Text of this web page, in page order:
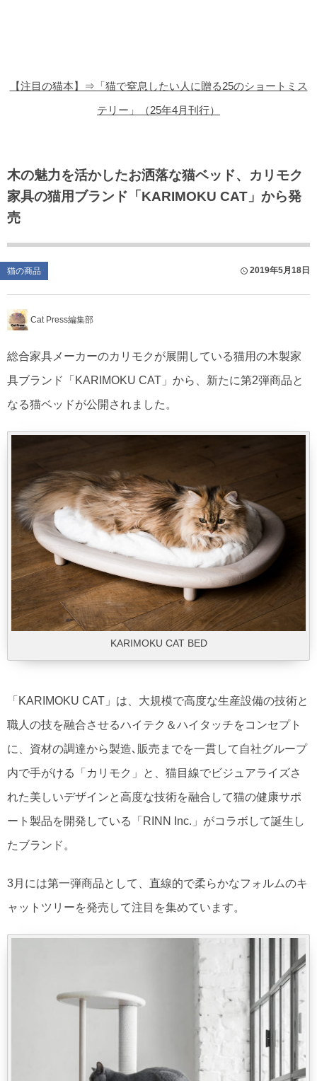
【注目の猫本】⇒「猫で窒息したい人に贈る25のショートミス
テリー」（25年4月刊行）
木の魅力を活かしたお洒落な猫ベッド、カリモク
家具の猫用ブランド「KARIMOKU CAT」から発
売
猫の商品 2019年5月18日
Cat Press編集部
総合家具メーカーのカリモクが展開している猫用の木製家
具ブランド「KARIMOKU CAT」から、新たに第2弾商品と
なる猫ベッドが公開されました。
KARIMOKU CAT BED
「KARIMOKU CAT」は、大規模で高度な生産設備の技術と
職人の技を融合させるハイテク＆ハイタッチをコンセプト
に、資材の調達から製造､販売までを一貫して自社グループ
内で手がける「カリモク」と、猫目線でビジュアライズさ
れた美しいデザインと高度な技術を融合して猫の健康サポ
ート製品を開発している「RINN Inc.」がコラボして誕生し
たブランド。
3月には第一弾商品として、直線的で柔らかなフォルムのキ
ャットツリーを発売して注目を集めています。
猫のゲーム・アプリ
猫のフリー写真素材